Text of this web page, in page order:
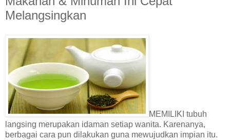
Melangsingkan
MEMILIKI tubuh
langsing merupakan idaman setiap wanita. Karenanya,
berbagai cara pun dilakukan guna mewujudkan impian itu.